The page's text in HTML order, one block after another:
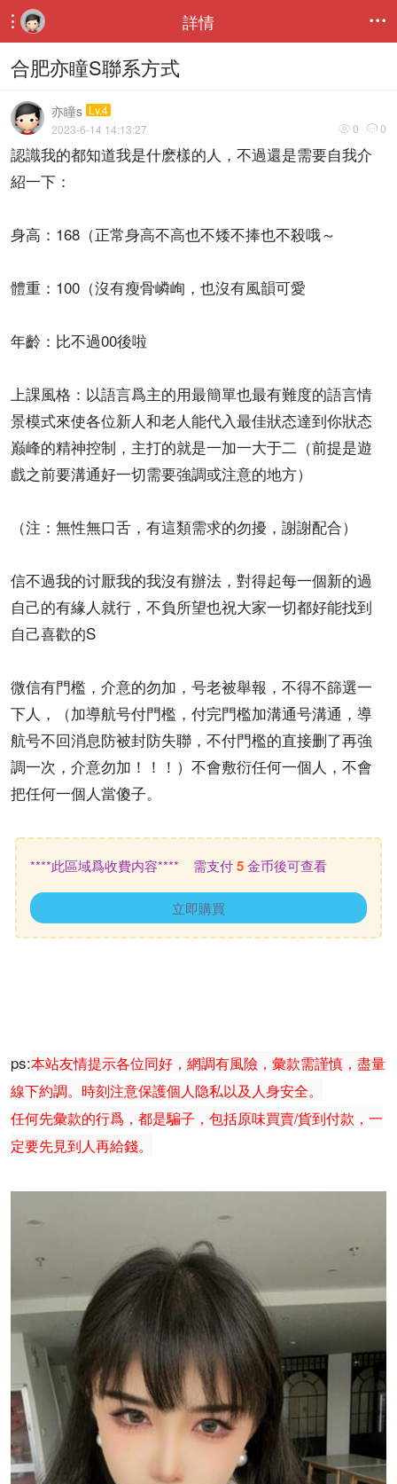
 詳情 
合肥亦瞳S聯系方式
亦瞳s Lv.4
 0  0
2023-6-14 14:13:27
認識我的都知道我是什麽樣的人，不過還是需要自我介
紹一下：
身高：168（正常身高不高也不矮不捧也不殺哦～
體重：100（沒有瘦骨嶙峋，也沒有風韻可愛
年齡：比不過00後啦
上課風格：以語言爲主的用最簡單也最有難度的語言情
景模式來使各位新人和老人能代入最佳狀态達到你狀态
巅峰的精神控制，主打的就是一加一大于二（前提是遊
戲之前要溝通好一切需要強調或注意的地方）
（注：無性無口舌，有這類需求的勿擾，謝謝配合）
信不過我的讨厭我的我沒有辦法，對得起每一個新的過
自己的有緣人就行，不負所望也祝大家一切都好能找到
自己喜歡的S
微信有門檻，介意的勿加，号老被舉報，不得不篩選一
下人，（加導航号付門檻，付完門檻加溝通号溝通，導
航号不回消息防被封防失聯，不付門檻的直接删了再強
調一次，介意勿加！！！）不會敷衍任何一個人，不會
把任何一個人當傻子。
****此區域爲收費内容**** 需支付5金币後可查看
立即購買
ps:本站友情提示各位同好，網調有風險，彙款需謹慎，盡量
線下約調。時刻注意保護個人隐私以及人身安全。
任何先彙款的行爲，都是騙子，包括原味買賣/貨到付款，一
定要先見到人再給錢。